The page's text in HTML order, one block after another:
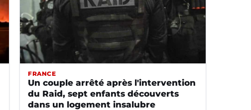
FRANCE
Un couple arrêté après l'intervention
du Raid, sept enfants découverts
dans un logement insalubre